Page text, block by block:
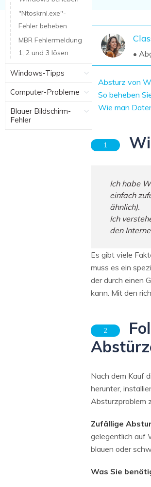
Mac-Papierkorb-Wiederherstellung
•
Absturz von
So beheben
Wie man
1
Ich habe
einfach
ähnlich).
Ich
den
Es gibt viele
muss es ein
der durch einen
kann. Mit den
2
Nach dem Kauf
herunter,
Absturzproblem
Zufällige
gelegentlich auf
blauen oder
Was Sie
"Ntoskrnl.exe"-
Fehler beheben
MBR Fehlermeldung
1, 2 und 3 lösen
Windows-Tipps
Computer-Probleme
Blauer Bildschirm-
Fehler